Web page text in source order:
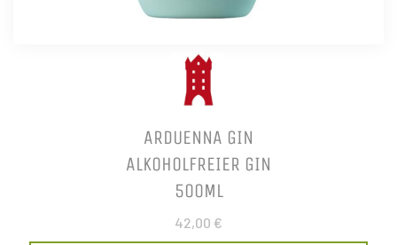
ARDUENNA GIN
ALKOHOLFREIER GIN
500ML
42,00 €